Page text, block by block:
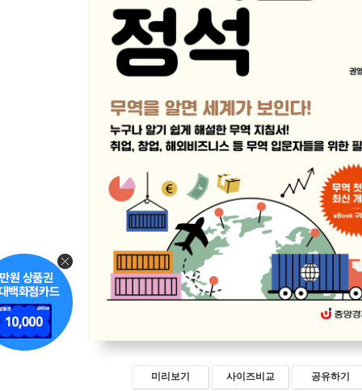
미리보기 사이즈비교 공유하기